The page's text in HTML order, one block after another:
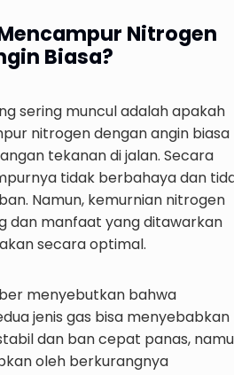
Nitrogen
Biasa?
sering muncul adalah apakah
nitrogen dengan angin biasa
tekanan di jalan. Secara
tidak berbahaya dan
Namun, kemurnian nitrogen
dan manfaat yang ditawarkan
secara optimal.
menyebutkan bahwa
jenis gas bisa menyebabkan
dan ban cepat panas,
oleh berkurangnya